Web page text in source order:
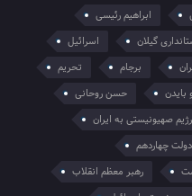
ابراهیم رئیسی
گیلان
اسرائیل
برجام
تحریم
بایدن
حسن روحانی
صهیونیستی به ایران
دولت چهاردهم
رهبر معظم انقلاب